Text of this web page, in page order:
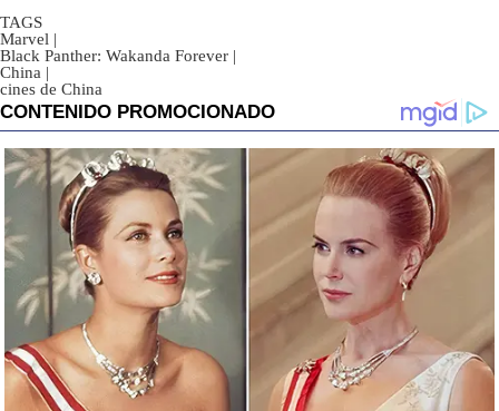
TAGS
Marvel |
Black Panther: Wakanda Forever |
China |
cines de China